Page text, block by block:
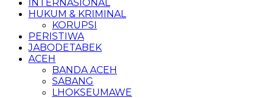
INTERNASIONAL
HUKUM & KRIMINAL
KORUPSI
PERISTIWA
JABODETABEK
ACEH
BANDA ACEH
SABANG
LHOKSEUMAWE